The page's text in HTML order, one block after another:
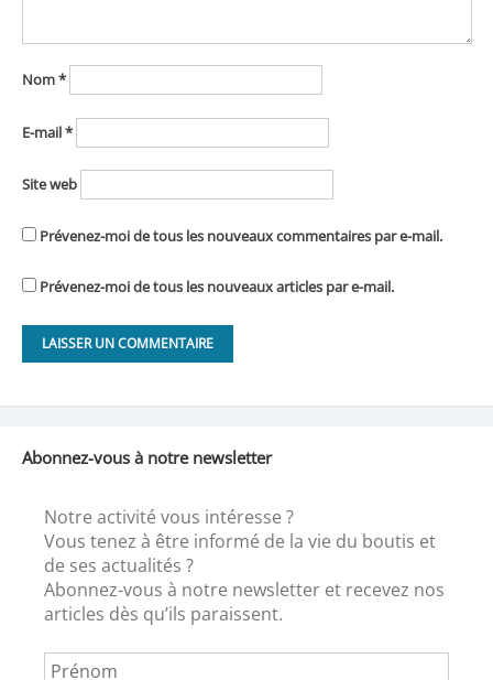
Nom*
E-mail*
Site web
Prévenez-moi de tous les nouveaux commentaires par e-mail.
Prévenez-moi de tous les nouveaux articles par e-mail.
Abonnez-vous à notre newsletter
Notre activité vous intéresse ?
Vous tenez à être informé de la vie du boutis et
de ses actualités ?
Abonnez-vous à notre newsletter et recevez nos
articles dès qu’ils paraissent.